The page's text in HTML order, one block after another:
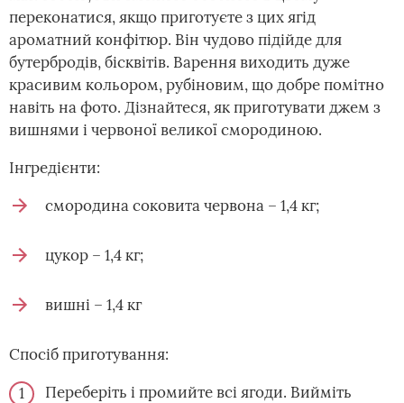
переконатися, якщо приготуєте з цих ягід
ароматний конфітюр. Він чудово підійде для
бутербродів, бісквітів. Варення виходить дуже
красивим кольором, рубіновим, що добре помітно
навіть на фото. Дізнайтеся, як приготувати джем з
вишнями і червоної великої смородиною.
Інгредієнти:
смородина соковита червона – 1,4 кг;
цукор – 1,4 кг;
вишні – 1,4 кг
Спосіб приготування:
Переберіть і промийте всі ягоди. Вийміть